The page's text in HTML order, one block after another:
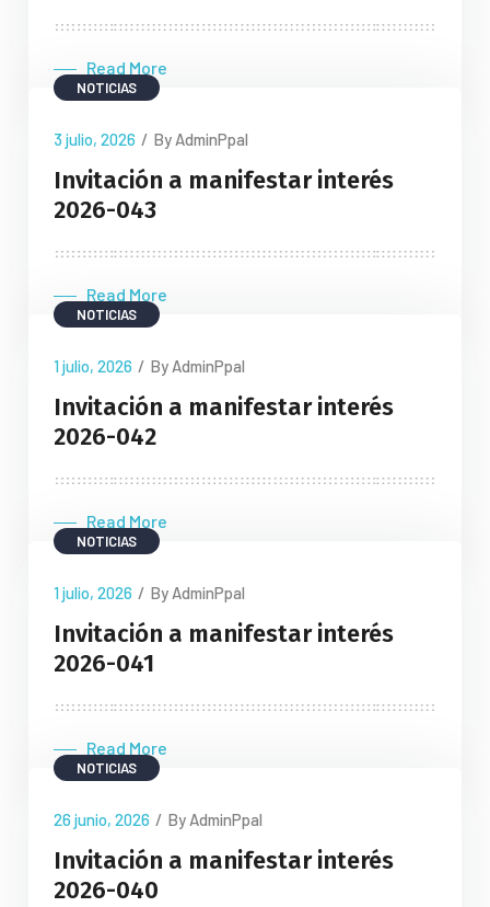
Read More
NOTICIAS
3 julio, 2026 / By AdminPpal
Invitación a manifestar interés
2026-043
Read More
NOTICIAS
1 julio, 2026 / By AdminPpal
Invitación a manifestar interés
2026-042
Read More
NOTICIAS
1 julio, 2026 / By AdminPpal
Invitación a manifestar interés
2026-041
Read More
NOTICIAS
26 junio, 2026 / By AdminPpal
Invitación a manifestar interés
2026-040